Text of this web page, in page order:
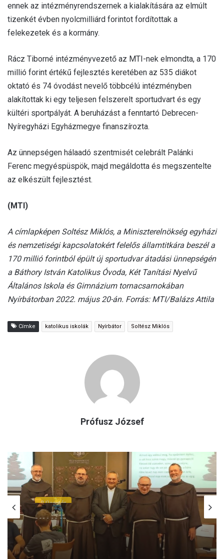
ennek az intézményrendszernek a kialakítására az elmúlt
tizenkét évben nyolcmilliárd forintot fordítottak a
felekezetek és a kormány.
Rácz Tiborné intézményvezető az MTI-nek elmondta, a 170
millió forint értékű fejlesztés keretében az 535 diákot
oktató és 74 óvodást nevelő többcélú intézményben
alakítottak ki egy teljesen felszerelt sportudvart és egy
kültéri sportpályát. A beruházást a fenntartó Debrecen-
Nyíregyházi Egyházmegye finanszírozta.
Az ünnepségen hálaadó szentmisét celebrált Palánki
Ferenc megyéspüspök, majd megáldotta és megszentelte
az elkészült fejlesztést.
(MTI)
A címlapképen Soltész Miklós, a Miniszterelnökség egyházi
és nemzetiségi kapcsolatokért felelős államtitkára beszél a
170 millió forintból épült új sportudvar átadási ünnepségén
a Báthory István Katolikus Óvoda, Két Tanítási Nyelvű
Általános Iskola és Gimnázium tornacsarnokában
Nyírbátorban 2022. május 20-án. Forrás: MTI/Balázs Attila
Címke katolikus iskolák Nyírbátor Soltész Miklós
Prófusz József
(H)arctér
2026.08.07.
Új lendületet kap a ferences jelenlét
Pécsett